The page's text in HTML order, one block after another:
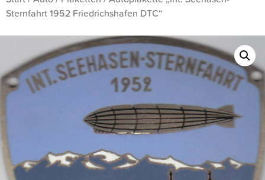
Sternfahrt 1952 Friedrichshafen DTC“